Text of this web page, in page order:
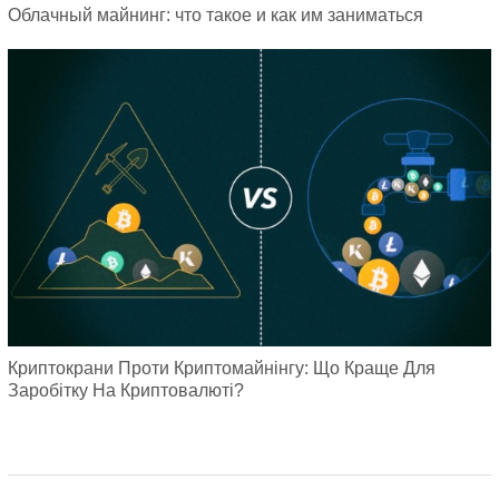
Облачный майнинг: что такое и как им заниматься
Криптокрани Проти Криптомайнінгу: Що Краще Для
Заробітку На Криптовалюті?